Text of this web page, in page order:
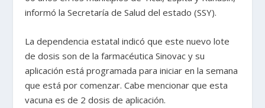
informó la Secretaría de Salud del estado (SSY).
La dependencia estatal indicó que este nuevo lote
de dosis son de la farmacéutica Sinovac y su
aplicación está programada para iniciar en la semana
que está por comenzar. Cabe mencionar que esta
vacuna es de 2 dosis de aplicación.